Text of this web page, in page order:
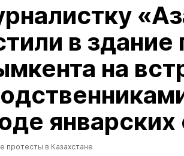
в
на
протесты в Казахстане